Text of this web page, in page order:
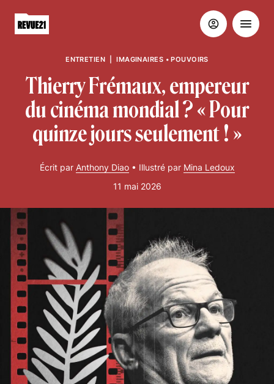
ENTRETIEN |IMAGINAIRES •POUVOIRS
Thierry Frémaux, empereur
du cinéma mondial ? « Pour
quinze jours seulement ! »
Écrit par Anthony Diao • Illustré par Mina Ledoux
11 mai 2026